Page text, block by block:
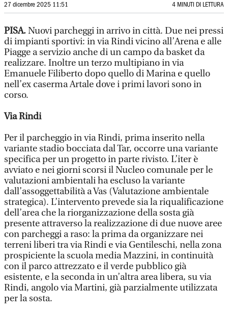
27 dicembre 2025 11:51 4 MINUTI DI LETTURA
PISA.Nuovi parcheggi in arrivo in città. Due nei pressi
di impianti sportivi: in via Rindi vicino all’Arena e alle
Piagge a servizio anche di un campo da basket da
realizzare. Inoltre un terzo multipiano in via
Emanuele Filiberto dopo quello di Marina e quello
nell’ex caserma Artale dove i primi lavori sono in
corso.
Via Rindi
Per il parcheggio in via Rindi, prima inserito nella
variante stadio bocciata dal Tar, occorre una variante
specifica per un progetto in parte rivisto. L’iter è
avviato e nei giorni scorsi il Nucleo comunale per le
valutazioni ambientali ha escluso la variante
dall’assoggettabilità a Vas (Valutazione ambientale
strategica). L’intervento prevede sia la riqualificazione
dell’area che la riorganizzazione della sosta già
presente attraverso la realizzazione di due nuove aree
con parcheggi a raso: la prima da organizzare nei
terreni liberi tra via Rindi e via Gentileschi, nella zona
prospiciente la scuola media Mazzini, in continuità
con il parco attrezzato e il verde pubblico già
esistente, e la seconda in un’altra area libera, su via
Rindi, angolo via Martini, già parzialmente utilizzata
per la sosta.